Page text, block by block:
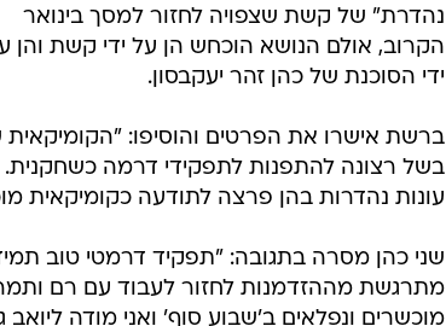
נהדרת" של קשת שצפויה לחזור למסך בינואר
הקרוב, אולם הנושא הוכחש הן על ידי קשת והן
ידי הסוכנת של כהן זהר יעקבסון.
ברשת אישרו את הפרטים והוסיפו:
בשל רצונה להתפנות לתפקידי דרמה
עונות נהדרות בהן פרצה לתודעה כקומיקאית
שני כהן מסרה בתגובה: "תפקיד דרמטי טוב
מתרגשת מההזדמנות לחזור לעבוד עם רם
מוכשרים ונפלאים ב'שבוע סוף' ואני מודה